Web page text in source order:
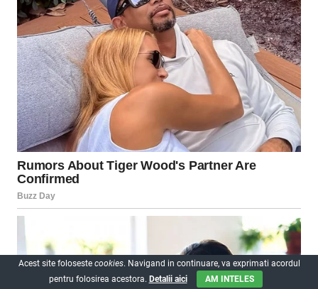
Acest site foloseste cookies. Navigand in continuare, va exprimati acordul
pentru folosirea acestora. Detalii aici AM INTELES